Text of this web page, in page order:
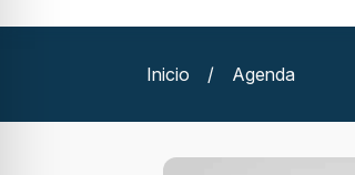
Inicio / Agenda